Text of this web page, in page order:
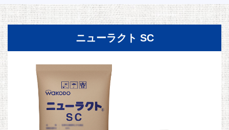
ニューラクト SC